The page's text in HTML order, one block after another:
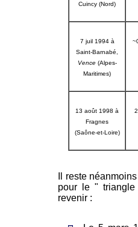
Cuincy (Nord)
7 juil 1994 à
Saint-Barnabé,
Vence(Alpes-
Maritimes)
13 août 1998 à
Fragnes
(Saône-et-Loire)
Il reste
pour le "
revenir :